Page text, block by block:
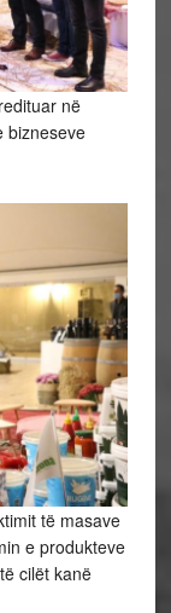
në
bizneseve
të masave
e produkteve
cilët kanë